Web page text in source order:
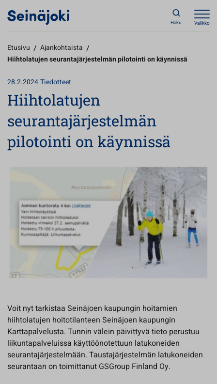
Haku Valikko
Etusivu / Ajankohtaista /
Hiihtolatujen seurantajärjestelmän pilotointi on käynnissä
28.2.2024Tiedotteet
Hiihtolatujen
seurantajärjestelmän
pilotointi on käynnissä
Voit nyt tarkistaa Seinäjoen kaupungin hoitamien
hiihtolatujen hoitotilanteen Seinäjoen kaupungin
Karttapalvelusta. Tunnin välein päivittyvä tieto perustuu
liikuntapalveluissa käyttöönotettuun latukoneiden
seurantajärjestelmään. Taustajärjestelmän latukoneiden
seurantaan on toimittanut GSGroup Finland Oy.